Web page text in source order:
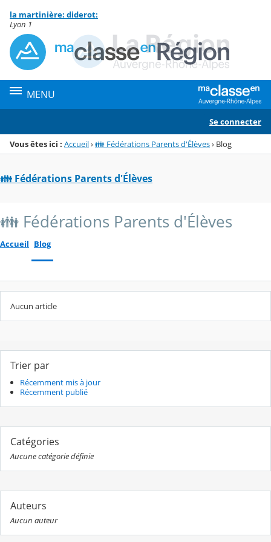
Menu de la rubrique
Contenu
la martinière: diderot:
Lyon 1
MENU
Se connecter
Vous êtes ici : Accueil›👪 Fédérations Parents d'Élèves› Blog
👪 Fédérations Parents d'Élèves
👪 Fédérations Parents d'Élèves
Accueil Blog
Aucun article
Trier par
Récemment mis à jour
Récemment publié
Catégories
Aucune catégorie définie
Auteurs
Aucun auteur